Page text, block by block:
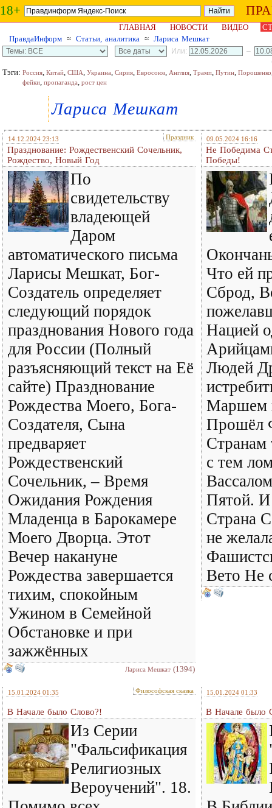
18+
ГЛАВНАЯ НОВОСТИ ВИДЕО
ПравдаИнформ ≈ Статьи, аналитика ≈ Лариса Мешкат
Или:
–
Тэги: Россия, Китай, США, Украина, Сирия, Евросоюз, Англия, Трамп, Путин, Порошенко
фейки, пропаганда, рост цен
Лариса Мешкат
14.12.2024 23:13 Праздник
Празднование: Рождественский Сочельник,
Рождество, Новый Год
По
свидетельству
владеющей
Даром
автоматического письма
Ларисы Мешкат, Бог-
Создатель определяет
следующий порядок
празднования Нового года
для России (Полный
разъясняющий текст на Её
сайте) Празднование
Рождества Моего, Бога-
Создателя, Сына
предваряет
Рождественский
Сочельник, – Время
Ожидания Рождения
Младенца в Барокамере
Моего Дворца. Этот
Вечер накануне
Рождества завершается
тихим, спокойным
Ужином в Семейной
Обстановке и при
зажжённых
Лариса Мешкат (1394)
09.05.2024 16:16
Не Победима
Победы!
Что ей
Сброд,
Нацией
Людей
Маршем
Прошёл
Странам
с тем
Пятой.
Страна
не
Вето Не
15.01.2024 01:35 Философская сказка
В Начале было Слово?!
Из Серии
"Фальсификация
Религиозных
Вероучений". 18.
15.01.2024 01:33
В Начале было